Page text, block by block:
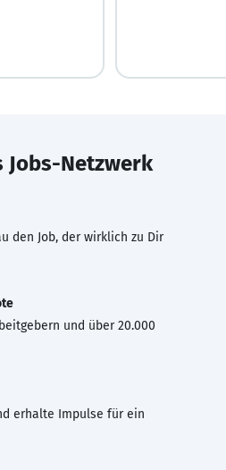
Jobs-Netzwerk
den Job, der wirklich zu Dir
und über 20.000
erhalte Impulse für ein